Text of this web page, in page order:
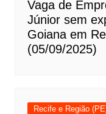
Vaga de
Júnior sem
Goiana em
(05/09/2025)
Recife e Região